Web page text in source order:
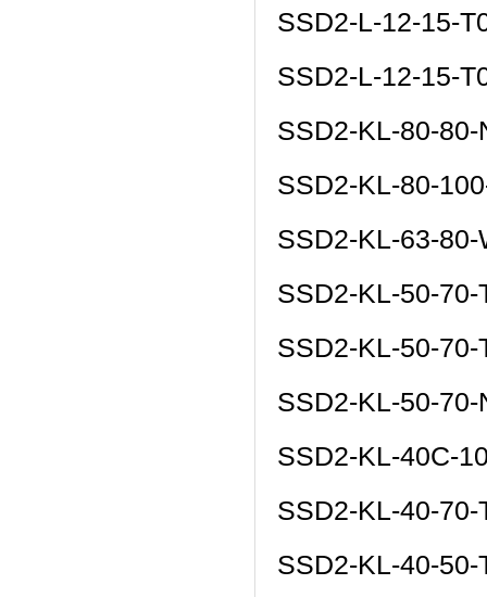
SSD2-L-12-15-
SSD2-L-12-15-
SSD2-KL-80-80-
SSD2-KL-80-
SSD2-KL-63-80-
SSD2-KL-50-
SSD2-KL-50-70-
SSD2-KL-50-70-
SSD2-KL-40C-
SSD2-KL-40-
SSD2-KL-40-